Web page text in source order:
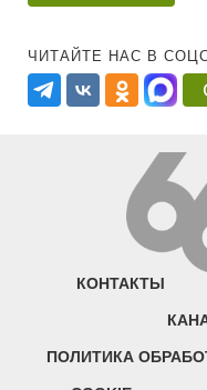
ЧИТАЙТЕ НАС В
КОНТАКТЫ
ПОЛИТИКА